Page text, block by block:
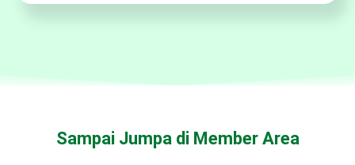
Sampai Jumpa di Member Area